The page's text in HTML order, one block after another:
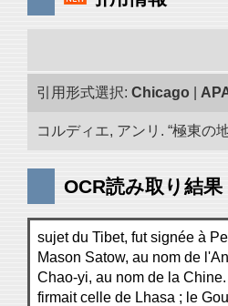
引用形式選択: Chicago
コルディエ, アンリ. “極東の
OCR読み取り結果
sujet du Tibet, fut signée à
Mason Satow, au nom de
Chao-yi, au nom de la
firmait celle de Lhasa ; le